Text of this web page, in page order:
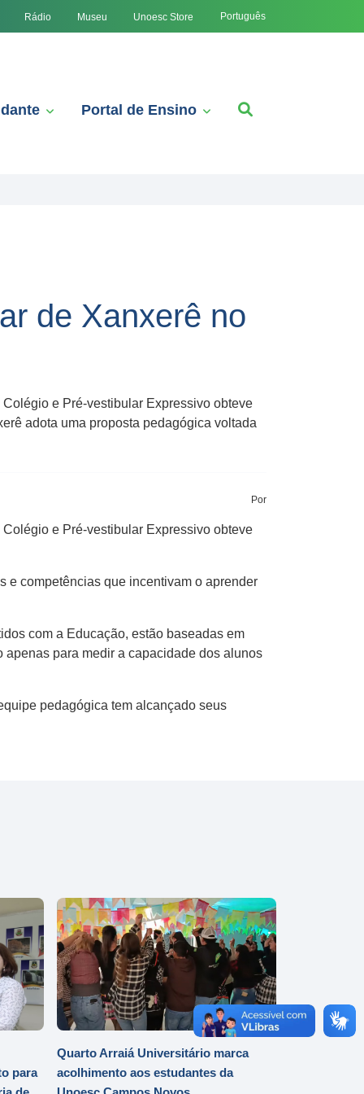
Rádio Museu Unoesc Store Português
Portal de Ensino
de Xanxerê no
e Pré-vestibular Expressivo obteve
adota uma proposta pedagógica voltada
Por
e Pré-vestibular Expressivo obteve
e competências que incentivam o aprender
com a Educação, estão baseadas em
para medir a capacidade dos alunos
pedagógica tem alcançado seus
para
Quarto Arraiá Universitário marca
acolhimento aos estudantes da